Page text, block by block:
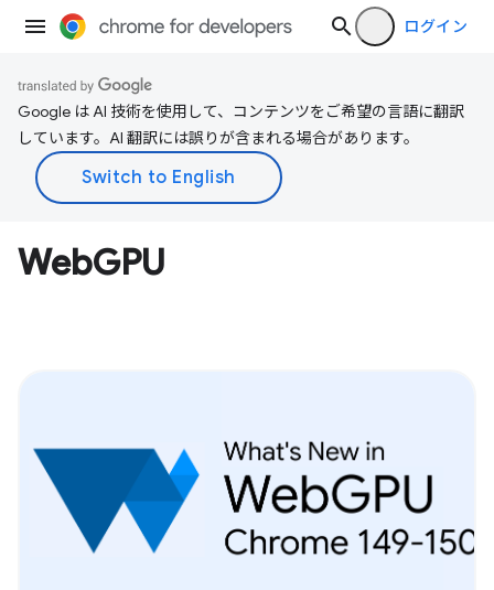
ログイン
Google は AI 技術を使用して、コンテンツをご希望の言語に翻訳
しています。AI 翻訳には誤りが含まれる場合があります。
WebGPU